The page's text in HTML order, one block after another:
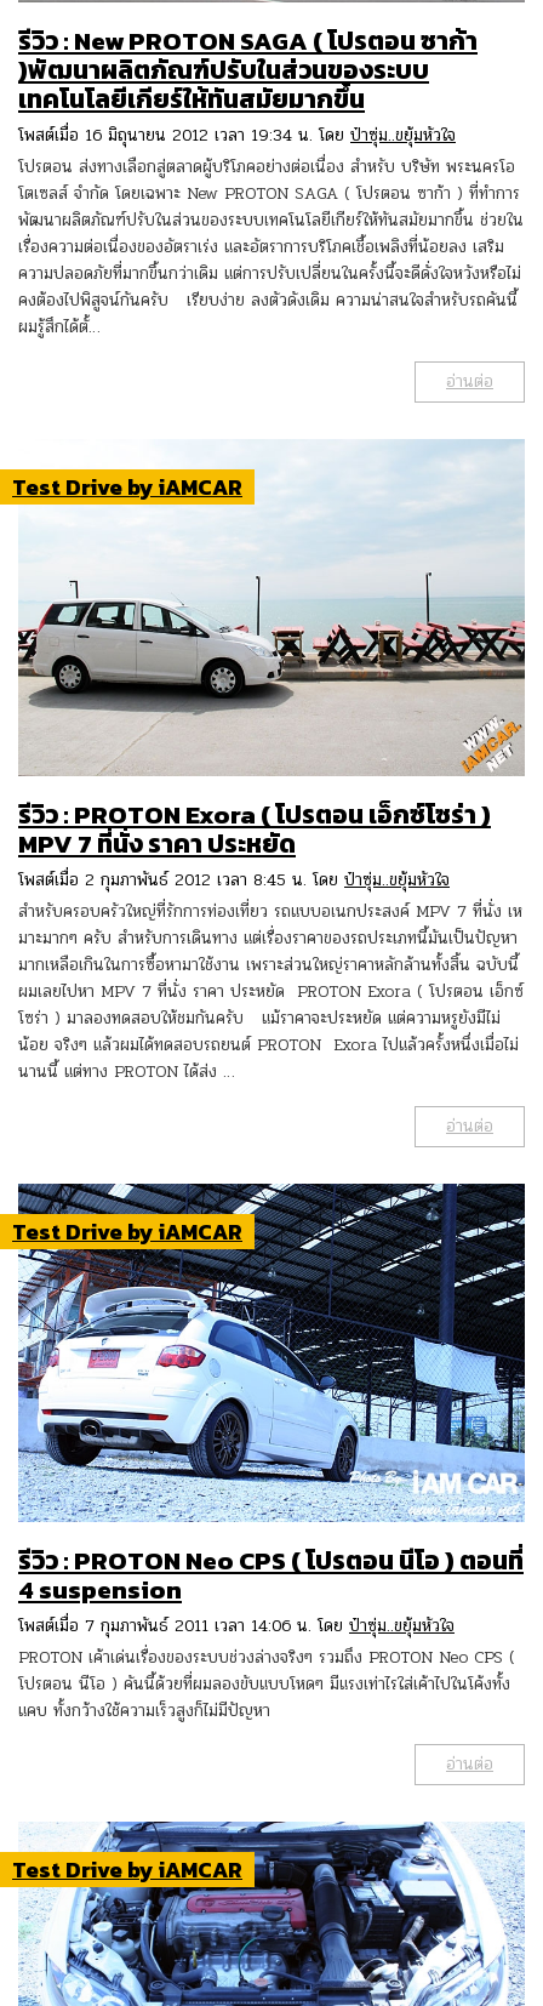
รีวิว : New PROTON SAGA ( โปรตอน ซาก้า
)พัฒนาผลิตภัณฑ์ปรับในส่วนของระบบ
เทคโนโลยีเกียร์ให้ทันสมัยมากขึ้น
โพสต์เมื่อ 16 มิถุนายน 2012 เวลา 19:34 น. โดย ป๋าซุ่ม..ขยุ้มหัวใจ
โปรตอน ส่งทางเลือกสู่ตลาดผู้บริโภคอย่างต่อเนื่อง สำหรับ บริษัท พระนครโอ
โตเซลส์ จำกัด โดยเฉพาะ New PROTON SAGA ( โปรตอน ซาก้า ) ที่ทำการ
พัฒนาผลิตภัณฑ์ปรับในส่วนของระบบเทคโนโลยีเกียร์ให้ทันสมัยมากขึ้น ช่วยใน
เรื่องความต่อเนื่องของอัตราเร่ง และอัตราการบริโภคเชื้อเพลิงที่น้อยลง เสริม
ความปลอดภัยที่มากขึ้นกว่าเดิม แต่การปรับเปลี่ยนในครั้งนี้จะดีดั่งใจหวังหรือไม่
คงต้องไปพิสูจน์กันครับ เรียบง่าย ลงตัวดังเดิม ความน่าสนใจสำหรับรถคันนี้
ผมรู้สึกได้ตั้…
อ่านต่อ
Test Drive by iAMCAR
รีวิว : PROTON Exora ( โปรตอน เอ็กซ์โซร่า )
MPV 7 ที่นั่ง ราคา ประหยัด
โพสต์เมื่อ 2 กุมภาพันธ์ 2012 เวลา 8:45 น. โดย ป๋าซุ่ม..ขยุ้มหัวใจ
สำหรับครอบครัวใหญ่ที่รักการท่องเที่ยว รถแบบอเนกประสงค์ MPV 7 ที่นั่ง เห
มาะมากๆ ครับ สำหรับการเดินทาง แต่เรื่องราคาของรถประเภทนี้มันเป็นปัญหา
มากเหลือเกินในการซื้อหามาใช้งาน เพราะส่วนใหญ่ราคาหลักล้านทั้งสิ้น ฉบับนี้
ผมเลยไปหา MPV 7 ที่นั่ง ราคา ประหยัด PROTON Exora ( โปรตอน เอ็กซ์
โซร่า ) มาลองทดสอบให้ชมกันครับ แม้ราคาจะประหยัด แต่ความหรูยังมีไม่
น้อย จริงๆ แล้วผมได้ทดสอบรถยนต์ PROTON Exora ไปแล้วครั้งหนึ่งเมื่อไม่
นานนี้ แต่ทาง PROTON ได้ส่ง …
อ่านต่อ
Test Drive by iAMCAR
รีวิว : PROTON Neo CPS ( โปรตอน นีโอ ) ตอนที่
4 suspension
โพสต์เมื่อ 7 กุมภาพันธ์ 2011 เวลา 14:06 น. โดย ป๋าซุ่ม..ขยุ้มหัวใจ
PROTON เค้าเด่นเรื่องของระบบช่วงล่างจริงๆ รวมถึง PROTON Neo CPS (
โปรตอน นีโอ ) คันนี้ด้วยที่ผมลองขับแบบโหดๆ มีแรงเท่าไรใส่เค้าไปในโค้งทั้ง
แคบ ทั้งกว้างใช้ความเร็วสูงก็ไม่มีปัญหา
อ่านต่อ
Test Drive by iAMCAR